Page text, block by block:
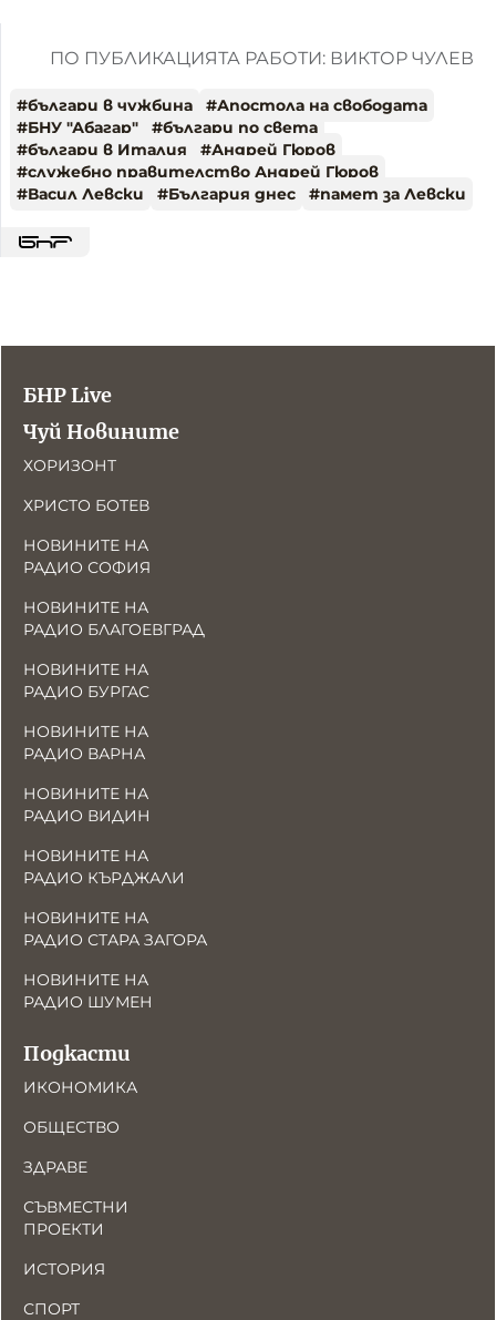
ПО ПУБЛИКАЦИЯТА РАБОТИ: ВИКТОР ЧУЛЕВ
#българи в чужбина #Апостола на свободата
#БНУ "Абагар" #българи по света
#българи в Италия #Андрей Гюров
#служебно правителство Андрей Гюров
#Васил Левски #България днес #памет за Левски
БНР Live
Чуй Новините
ХОРИЗОНТ
ХРИСТО БОТЕВ
НОВИНИТЕ НА
РАДИО СОФИЯ
НОВИНИТЕ НА
РАДИО БЛАГОЕВГРАД
НОВИНИТЕ НА
РАДИО БУРГАС
НОВИНИТЕ НА
РАДИО ВАРНА
НОВИНИТЕ НА
РАДИО ВИДИН
НОВИНИТЕ НА
РАДИО КЪРДЖАЛИ
НОВИНИТЕ НА
РАДИО СТАРА ЗАГОРА
НОВИНИТЕ НА
РАДИО ШУМЕН
Подкасти
ИКОНОМИКА
ОБЩЕСТВО
ЗДРАВЕ
СЪВМЕСТНИ
ПРОЕКТИ
ИСТОРИЯ
СПОРТ